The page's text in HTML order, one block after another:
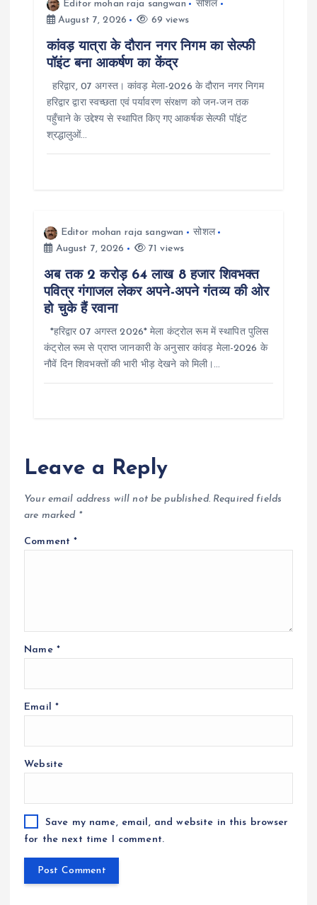
Editor mohan raja sangwan
सोशल
August 7, 2026
69 views
कांवड़ यात्रा के दौरान नगर निगम का सेल्फी
पॉइंट बना आकर्षण का केंद्र
हरिद्वार, 07 अगस्त। कांवड़ मेला-2026 के दौरान नगर निगम
हरिद्वार द्वारा स्वच्छता एवं पर्यावरण संरक्षण को जन-जन तक
पहुँचाने के उद्देश्य से स्थापित किए गए आकर्षक सेल्फी पॉइंट
श्रद्धालुओं…
Editor mohan raja sangwan
सोशल
August 7, 2026
71 views
अब तक 2 करोड़ 64 लाख 8 हजार शिवभक्त
पवित्र गंगाजल लेकर अपने-अपने गंतव्य की ओर
हो चुके हैं रवाना
*हरिद्वार 07 अगस्त 2026* मेला कंट्रोल रूम में स्थापित पुलिस
कंट्रोल रूम से प्राप्त जानकारी के अनुसार कांवड़ मेला-2026 के
नौवें दिन शिवभक्तों की भारी भीड़ देखने को मिली।…
Leave a Reply
Your email address will not be published. Required fields
are marked *
Comment*
Name *
Email *
Website
Save my name, email, and website in this browser
for the next time I comment.